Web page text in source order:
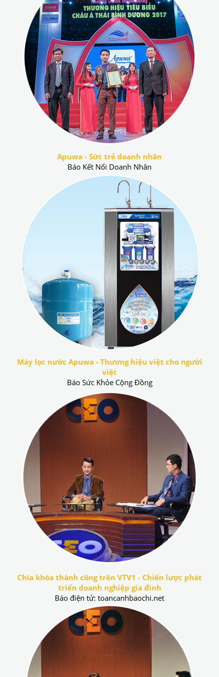
Apuwa - Sức trẻ doanh nhân
Báo Kết Nối Doanh Nhân
Máy lọc nước Apuwa - Thương hiệu việt cho người
việt
Báo Sức Khỏe Cộng Đồng
Chìa khóa thành công trên VTV1 - Chiến lược phát
triển doanh nghiệp gia đình
Báo điện tử: toancanhbaochi.net